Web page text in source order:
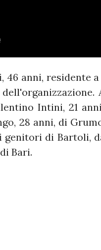
anni, residente
Intini, 21
28 anni, di
genitori di Bartoli,
Bari.